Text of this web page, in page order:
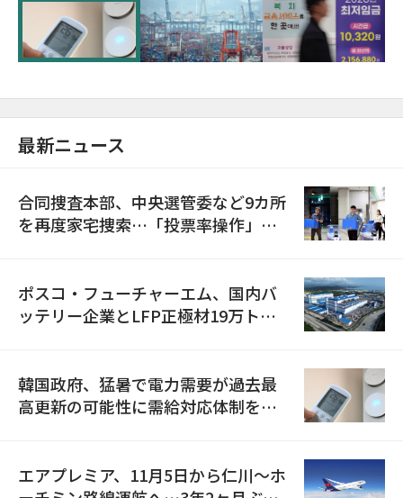
に需給対応体制を点検
最新ニュース
合同捜査本部、中央選管委など9カ所
を再度家宅捜索…「投票率操作」の
ポスコ・フューチャーエム、国内バ
ッテリー企業とLFP正極材19万トン
韓国政府、猛暑で電力需要が過去最
高更新の可能性に需給対応体制を点
エアプレミア、11月5日から仁川〜ホ